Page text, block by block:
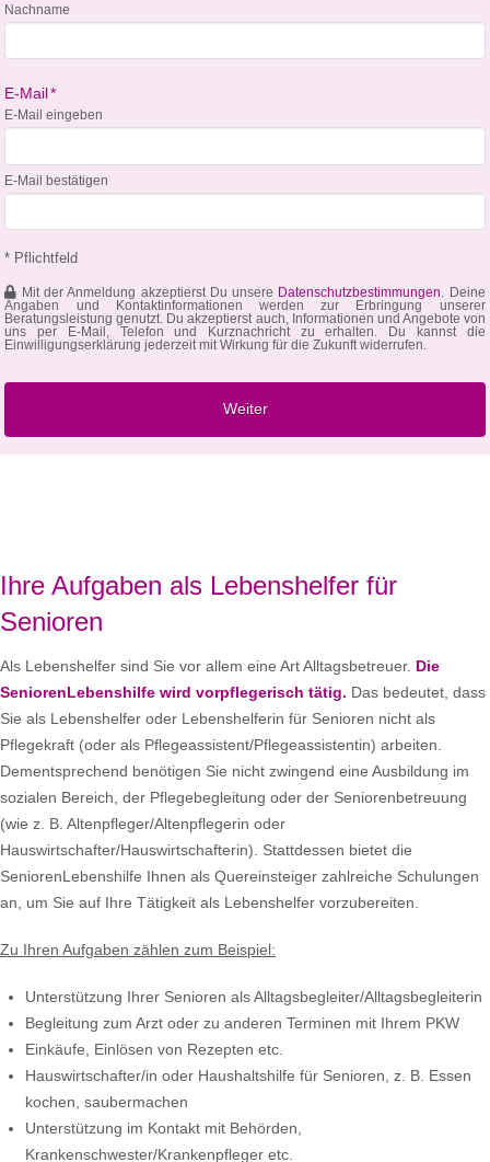
Nachname
E-Mail*
E-Mail eingeben
E-Mail bestätigen
* Pflichtfeld
Mit der Anmeldung akzeptierst Du unsere Datenschutzbestimmungen. Deine
Angaben und Kontaktinformationen werden zur Erbringung unserer
Beratungsleistung genutzt. Du akzeptierst auch, Informationen und Angebote von
uns per E-Mail, Telefon und Kurznachricht zu erhalten. Du kannst die
Einwilligungserklärung jederzeit mit Wirkung für die Zukunft widerrufen.
Ihre Aufgaben als Lebenshelfer für
Senioren
Als Lebenshelfer sind Sie vor allem eine Art Alltagsbetreuer. Die
SeniorenLebenshilfe wird vorpflegerisch tätig. Das bedeutet, dass
Sie als Lebenshelfer oder Lebenshelferin für Senioren nicht als
Pflegekraft (oder als Pflegeassistent/Pflegeassistentin) arbeiten.
Dementsprechend benötigen Sie nicht zwingend eine Ausbildung im
sozialen Bereich, der Pflegebegleitung oder der Seniorenbetreuung
(wie z. B. Altenpfleger/Altenpflegerin oder
Hauswirtschafter/Hauswirtschafterin). Stattdessen bietet die
SeniorenLebenshilfe Ihnen als Quereinsteiger zahlreiche Schulungen
an, um Sie auf Ihre Tätigkeit als Lebenshelfer vorzubereiten.
Zu Ihren Aufgaben zählen zum Beispiel:
Unterstützung Ihrer Senioren als Alltagsbegleiter/Alltagsbegleiterin
Begleitung zum Arzt oder zu anderen Terminen mit Ihrem PKW
Einkäufe, Einlösen von Rezepten etc.
Hauswirtschafter/in oder Haushaltshilfe für Senioren, z. B. Essen
kochen, saubermachen
Unterstützung im Kontakt mit Behörden,
Krankenschwester/Krankenpfleger etc.